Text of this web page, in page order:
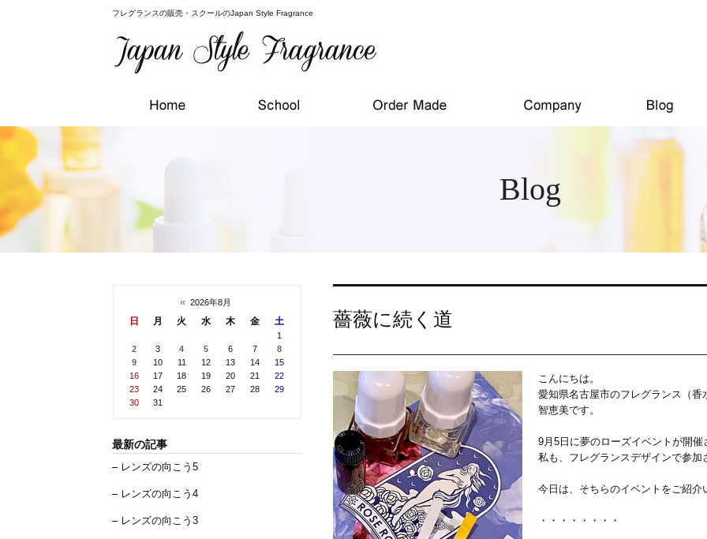
フレグランスの販売・スクールのJapan Style Fragrance
Blog
薔薇に続く道
こんにちは。
愛知県名古屋市のフレグランス（
智恵美です。
9月5日に夢のローズイベントが開催
私も、フレグランスデザインで参加
今日は、そちらのイベントをご紹介
・・・・・・・・
« 2026年8月
日 月 火 水 木 金 土
1
2
3 4 5 6 7
8
9
10 11 12 13 14
15
16
17 18 19 20 21
22
23
24 25 26 27 28
29
30
31
最新の記事
レンズの向こう5
レンズの向こう4
レンズの向こう3